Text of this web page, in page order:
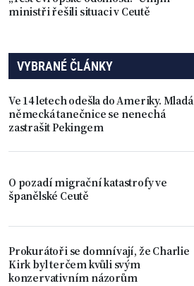
ministři řešili situaci v Ceutě
VYBRANÉ ČLÁNKY
Ve 14 letech odešla do Ameriky. Mladá
německá tanečnice se nenechá
zastrašit Pekingem
O pozadí migrační katastrofy ve
španělské Ceutě
Prokurátoři se domnívají, že Charlie
Kirk byl terčem kvůli svým
konzervativním názorům